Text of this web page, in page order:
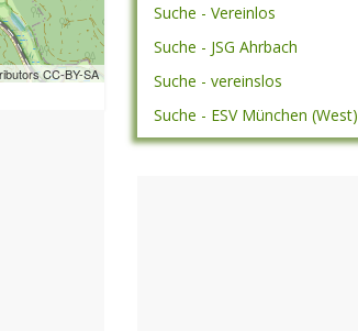
CC-BY-SA
Suche - Vereinlos
Suche - JSG Ahrbach
Suche - vereinslos
Suche - ESV München (West)